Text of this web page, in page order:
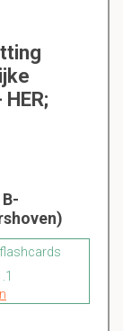
flashcards